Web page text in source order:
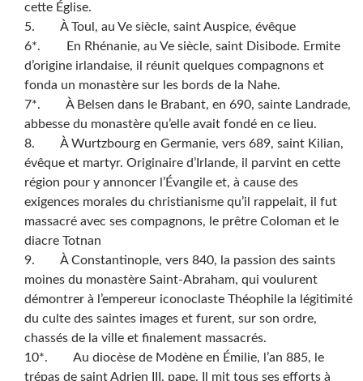
cette Église.
5. À Toul, au Ve siècle, saint Auspice, évêque
6*. En Rhénanie, au Ve siècle, saint Disibode. Ermite
d’origine irlandaise, il réunit quelques compagnons et
fonda un monastère sur les bords de la Nahe.
7*. À Belsen dans le Brabant, en 690, sainte Landrade,
abbesse du monastère qu’elle avait fondé en ce lieu.
8. À Wurtzbourg en Germanie, vers 689, saint Kilian,
évêque et martyr. Originaire d’Irlande, il parvint en cette
région pour y annoncer l’Évangile et, à cause des
exigences morales du christianisme qu’il rappelait, il fut
massacré avec ses compagnons, le prêtre Coloman et le
diacre Totnan
9. À Constantinople, vers 840, la passion des saints
moines du monastère Saint-Abraham, qui voulurent
démontrer à l’empereur iconoclaste Théophile la légitimité
du culte des saintes images et furent, sur son ordre,
chassés de la ville et finalement massacrés.
10*. Au diocèse de Modène en Émilie, l’an 885, le
trépas de saint Adrien III, pape. Il mit tous ses efforts à